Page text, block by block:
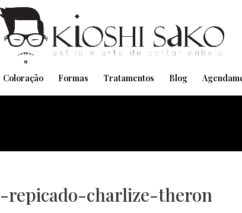
Coloração Formas Tratamentos Blog
charlize-theron
Pensando em transformar seu Visual??
Agende pelo Whatsapp